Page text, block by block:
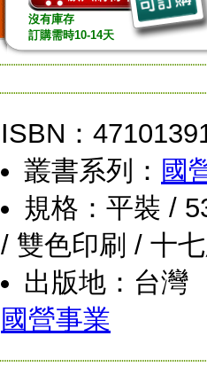
沒有庫存
訂購需時10-14天
ISBN：
叢書系列： 國
規格：平裝 /
/ 雙色印刷 / 十
出版地：台灣
國營事業